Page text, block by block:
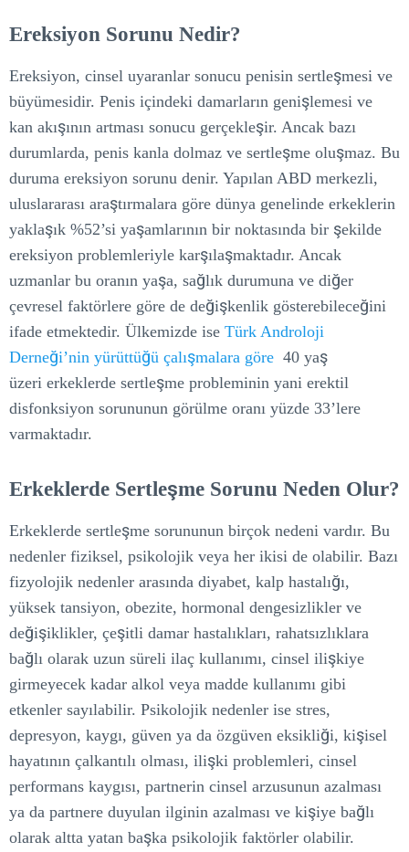
Ereksiyon Sorunu Nedir?
Ereksiyon, cinsel uyaranlar sonucu penisin sertleşmesi ve
büyümesidir. Penis içindeki damarların genişlemesi ve
kan akışının artması sonucu gerçekleşir. Ancak bazı
durumlarda, penis kanla dolmaz ve sertleşme oluşmaz. Bu
duruma ereksiyon sorunu denir. Yapılan ABD merkezli,
uluslararası araştırmalara göre dünya genelinde erkeklerin
yaklaşık %52’si yaşamlarının bir noktasında bir şekilde
ereksiyon problemleriyle karşılaşmaktadır. Ancak
uzmanlar bu oranın yaşa, sağlık durumuna ve diğer
çevresel faktörlere göre de değişkenlik gösterebileceğini
ifade etmektedir. Ülkemizde ise Türk Androloji
Derneği’nin yürüttüğü çalışmalara göre 40 yaş
üzeri erkeklerde sertleşme probleminin yani erektil
disfonksiyon sorununun görülme oranı yüzde 33’lere
varmaktadır.
Erkeklerde Sertleşme Sorunu Neden Olur?
Erkeklerde sertleşme sorununun birçok nedeni vardır. Bu
nedenler fiziksel, psikolojik veya her ikisi de olabilir. Bazı
fizyolojik nedenler arasında diyabet, kalp hastalığı,
yüksek tansiyon, obezite, hormonal dengesizlikler ve
değişiklikler, çeşitli damar hastalıkları, rahatsızlıklara
bağlı olarak uzun süreli ilaç kullanımı, cinsel ilişkiye
girmeyecek kadar alkol veya madde kullanımı gibi
etkenler sayılabilir. Psikolojik nedenler ise stres,
depresyon, kaygı, güven ya da özgüven eksikliği, kişisel
hayatının çalkantılı olması, ilişki problemleri, cinsel
performans kaygısı, partnerin cinsel arzusunun azalması
ya da partnere duyulan ilginin azalması ve kişiye bağlı
olarak altta yatan başka psikolojik faktörler olabilir.